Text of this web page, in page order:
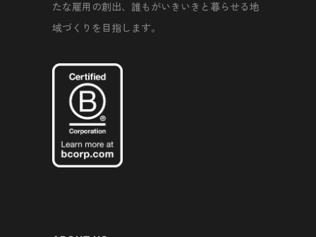
たな雇用の創出、誰もがいきいきと暮らせる地
域づくりを目指します。